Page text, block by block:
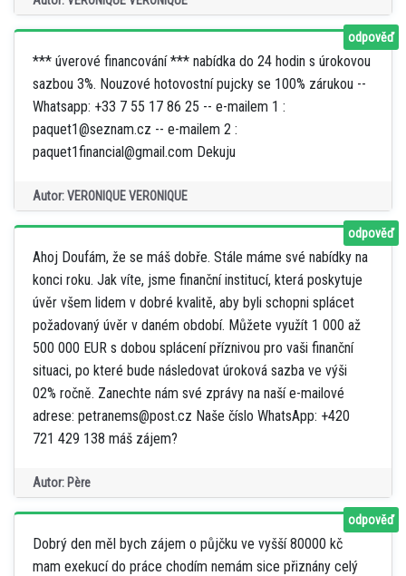
*** úverové financování *** nabídka do 24 hodin s úrokovou
sazbou 3%. Nouzové hotovostní pujcky se 100% zárukou --
Whatsapp: +33 7 55 17 86 25 -- e-mailem 1 :
paquet1@seznam.cz -- e-mailem 2 :
paquet1financial@gmail.com Dekuju
Autor: VERONIQUE VERONIQUE
odpověď
Ahoj Doufám, že se máš dobře. Stále máme své nabídky na
konci roku. Jak víte, jsme finanční institucí, která poskytuje
úvěr všem lidem v dobré kvalitě, aby byli schopni splácet
požadovaný úvěr v daném období. Můžete využít 1 000 až
500 000 EUR s dobou splácení příznivou pro vaši finanční
situaci, po které bude následovat úroková sazba ve výši
02% ročně. Zanechte nám své zprávy na naší e-mailové
adrese: petranems@post.cz Naše číslo WhatsApp: +420
721 429 138 máš zájem?
Autor: Père
odpověď
Dobrý den měl bych zájem o půjčku ve vyšší 80000 kč
mam exekucí do práce chodím nemám sice přiznány celý
odpověď